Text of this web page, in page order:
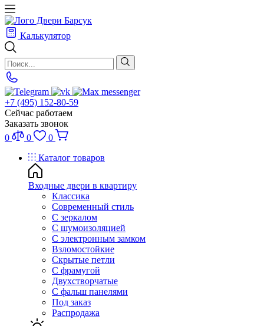
Калькулятор
+7 (495) 152-80-59
Сейчас работаем
Заказать звонок
0
0
0
Каталог товаров
Входные двери в квартиру
Классика
Современный стиль
С зеркалом
С шумоизоляцией
С электронным замком
Взломостойкие
Скрытые петли
С фрамугой
Двухстворчатые
С фальш панелями
Под заказ
Распродажа